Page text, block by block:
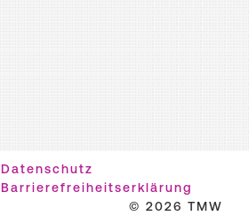
Datenschutz
Barrierefreiheitserklärung
© 2026 TMW